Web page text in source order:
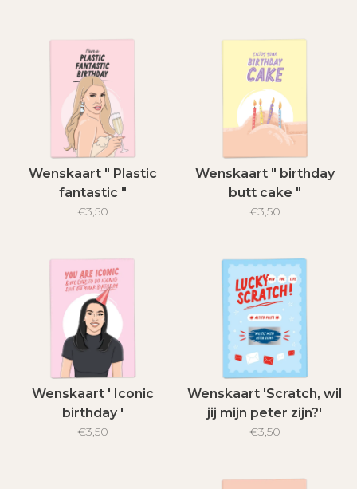
Wenskaart " Plastic
fantastic "
€3,50
Wenskaart " birthday
butt cake "
€3,50
Wenskaart ' Iconic
birthday '
€3,50
Wenskaart 'Scratch, wil
jij mijn peter zijn?'
€3,50